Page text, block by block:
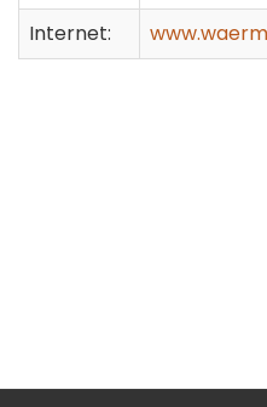
Internet: